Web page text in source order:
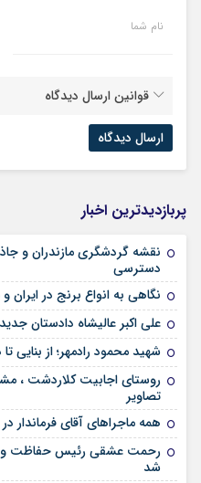
نام شما
قوانین ارسال دیدگاه
پربازدیدترین اخبار
دسترسی
نگاهی به انواع برنج در
علی‌ اکبر عالیشاه دادستان
شهید محمود رادمهر؛ از بنایی
روستای اجابیت کلاردشت ،
تصاویر
همه ماجراهای آقای فرماندار
رحمت عشقی رئیس حفاظت و
شد